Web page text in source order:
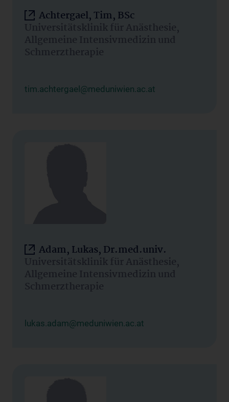
Achtergael, Tim, BSc
Universitätsklinik für Anästhesie,
Allgemeine Intensivmedizin und
Schmerztherapie
tim.achtergael@meduniwien.ac.at
Adam, Lukas, Dr.med.univ.
Universitätsklinik für Anästhesie,
Allgemeine Intensivmedizin und
Schmerztherapie
lukas.adam@meduniwien.ac.at